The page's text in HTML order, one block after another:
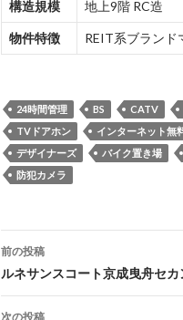
構造規模 地上9階 RC造
物件特徴 REIT系ブランド
24時間管理 BS CATV
TVドアホン
インターネット無
デザイナーズ
バイク置き場
防犯カメラ
投
稿
ナ
前の投稿
ルネサンスコート京成曳舟セ
次の投稿